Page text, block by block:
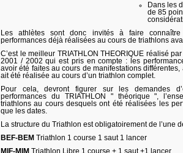
Dans les
de 85
Les athlètes sont donc invités à faire
performances déjà réalisées au cours de triathlons
C’est le meilleur TRIATHLON THEORIQUE réalisé
2001 / 2002 qui est pris en compte : les
avoir été faites au cours de manifestations
ait été réalisée au cours d’un triathlon complet.
Pour cela, devront figurer sur les demandes
performances du TRIATHLON " théorique ",
triathlons au cours desquels ont été réalisées les
que les dates.
La structure du Triathlon est obligatoirement de l’une
BEF-BEM Triathlon 1 course 1 saut 1 lancer
MIF-MIM Triathlon Libre 1 course + 1 saut +1 lancer